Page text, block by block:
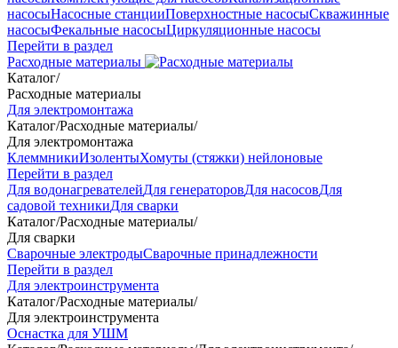
насосыНасосные станцииПоверхностные насосыСкважинные
насосыФекальные насосыЦиркуляционные насосы
Перейти в раздел
Расходные материалы
Каталог/
Расходные материалы
Для электромонтажа
Каталог/Расходные материалы/
Для электромонтажа
КлеммникиИзолентыХомуты (стяжки) нейлоновые
Перейти в раздел
Для водонагревателейДля генераторовДля насосовДля
садовой техникиДля сварки
Каталог/Расходные материалы/
Для сварки
Сварочные электродыСварочные принадлежности
Перейти в раздел
Для электроинструмента
Каталог/Расходные материалы/
Для электроинструмента
Оснастка для УШМ